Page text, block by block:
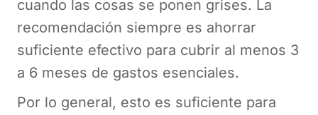
cuando las cosas se ponen grises. La
recomendación siempre es ahorrar
suficiente efectivo para cubrir al menos 3
a 6 meses de gastos esenciales.
Por lo general, esto es suficiente para